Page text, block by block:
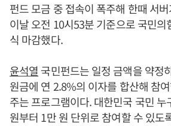
펀드 모금 중 접속이 폭주해 한때 서
이날 오전 10시53분 기준으로 국민의
식 마감했다.
윤석열 국민펀드는 일정 금액을 약정
원금에 연 2.8%의 이자를 합산해 참
주는 프로그램이다. 대한민국 국민
원부터 1만 원 단위로 참여할 수 있도